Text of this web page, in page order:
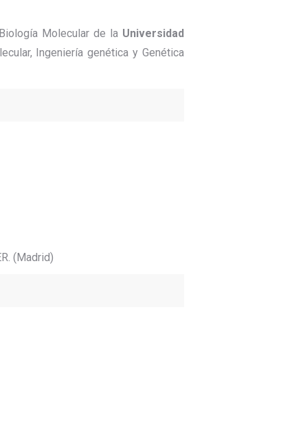
Molecular de la Universidad
Ingeniería genética y Genética
(Madrid)